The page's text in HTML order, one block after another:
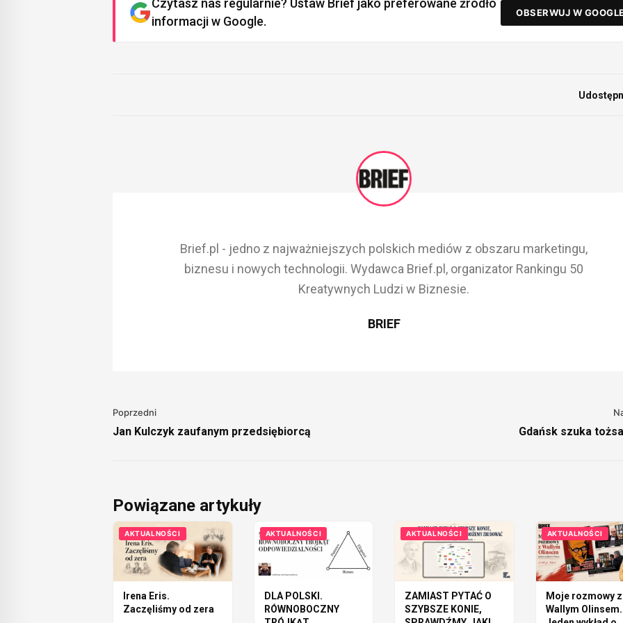
Czytasz nas regularnie? Ustaw Brief jako preferowane źródło
informacji w Google.
OBSERWUJ W
Brief.pl - jedno z najważniejszych polskich mediów z obszaru marketingu,
biznesu i nowych technologii. Wydawca Brief.pl, organizator Rankingu 50
Kreatywnych Ludzi w Biznesie.
BRIEF
Poprzedni
Jan Kulczyk zaufanym przedsiębiorcą Gdańsk szuka
Powiązane artykuły
AKTUALNOŚCI
Irena Eris.
Zaczęliśmy od zera
AKTUALNOŚCI
DLA POLSKI.
RÓWNOBOCZNY
AKTUALNOŚCI
ZAMIAST PYTAĆ O
SZYBSZE KONIE,
AKTUALNOŚCI
Moje rozmowy z
Wallym Olinsem.